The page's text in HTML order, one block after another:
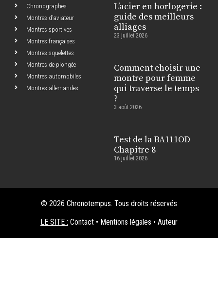
Chronographes
Montres d’aviateur
Montres sportives
Montres françaises
Montres squelettes
Montres de plongée
Montres automobiles
Montres allemandes
L’acier en horlogerie :
guide des meilleurs
alliages
23 juillet 2026
Comment choisir une
montre pour femme
qui traverse le temps
?
3 août 2026
Test de la BA111OD
Chapitre 8
16 juillet 2026
© 2026 Chronotempus. Tous droits réservés
LE SITE : Contact • Mentions légales • Auteur